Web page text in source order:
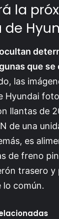
la
que
las
Hyundai
llantas de
de una
es
de freno
trasero y
lo común.